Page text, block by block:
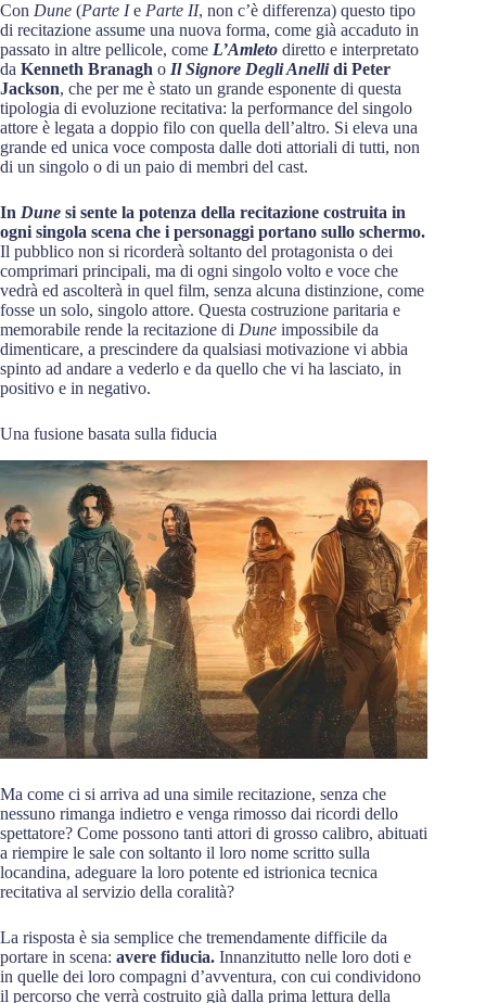
Con Dune (Parte Ie Parte II, non c’è differenza) questo tipo
di recitazione assume una nuova forma, come già accaduto in
passato in altre pellicole, come L’Amleto diretto e interpretato
da Kenneth Branagh o Il Signore Degli Anellidi Peter
Jackson, che per me è stato un grande esponente di questa
tipologia di evoluzione recitativa: la performance del singolo
attore è legata a doppio filo con quella dell’altro. Si eleva una
grande ed unica voce composta dalle doti attoriali di tutti, non
di un singolo o di un paio di membri del cast.
In Dune si sente la potenza della recitazione costruita in
ogni singola scena che i personaggi portano sullo schermo.
Il pubblico non si ricorderà soltanto del protagonista o dei
comprimari principali, ma di ogni singolo volto e voce che
vedrà ed ascolterà in quel film, senza alcuna distinzione, come
fosse un solo, singolo attore. Questa costruzione paritaria e
memorabile rende la recitazione di Dune impossibile da
dimenticare, a prescindere da qualsiasi motivazione vi abbia
spinto ad andare a vederlo e da quello che vi ha lasciato, in
positivo e in negativo.
Una fusione basata sulla fiducia
Ma come ci si arriva ad una simile recitazione, senza che
nessuno rimanga indietro e venga rimosso dai ricordi dello
spettatore? Come possono tanti attori di grosso calibro, abituati
a riempire le sale con soltanto il loro nome scritto sulla
locandina, adeguare la loro potente ed istrionica tecnica
recitativa al servizio della coralità?
La risposta è sia semplice che tremendamente difficile da
portare in scena: avere fiducia. Innanzitutto nelle loro doti e
in quelle dei loro compagni d’avventura, con cui condividono
il percorso che verrà costruito già dalla prima lettura della